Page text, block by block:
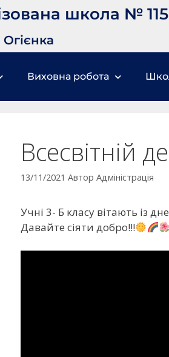
школа № 115
Огієнка
Виховна робота
Всесвітній
13/11/2021 Автор Адміністрація
Учні 3- Б класу вітають із
Давайте сіяти добро!!!